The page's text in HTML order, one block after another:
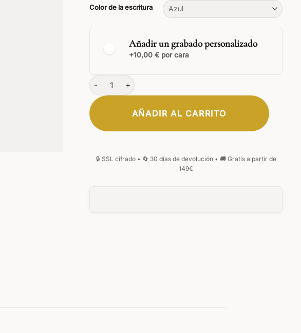
Color de la escritura
Añadir un grabado personalizado
+10,00 € por cara
ELEGANTE
Bolígrafo Legno de madera de ébano cantidad
AÑADIR AL CARRITO